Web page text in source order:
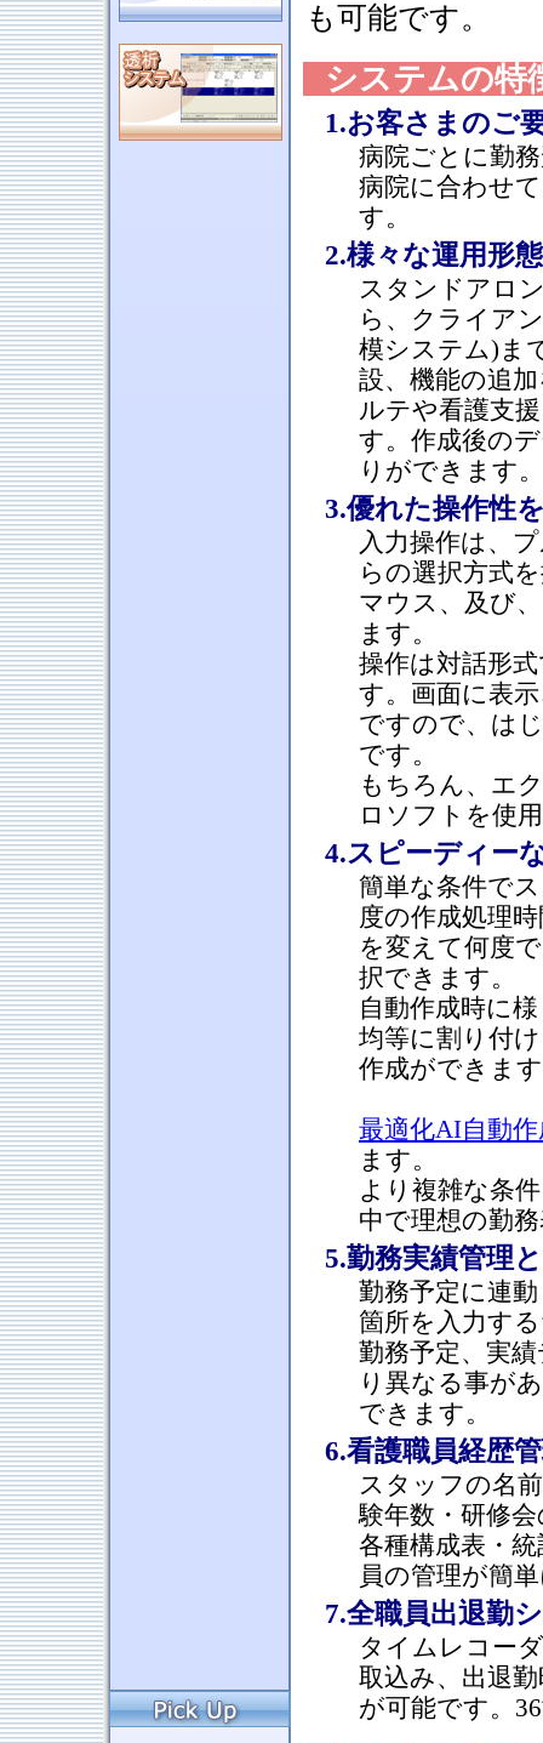
も可能です。
システムの特
1.お客さまのご
病院ごとに勤
病院に合わせ
す。
2.様々な運用形
スタンドアロ
ら、クライア
模システム)ま
設、機能の追
ルテや看護支
す。作成後の
りができます。
3.優れた操作性
入力操作は、
らの選択方式
マウス、及び
ます。
操作は対話形
す。画面に表
ですので、は
です。
もちろん、エ
ロソフトを使
4.スピーディー
簡単な条件で
度の作成処理
を変えて何度
択できます。
自動作成時に
均等に割り付
作成ができま
最適化AI自動
ます。
より複雑な条
中で理想の勤
5.勤務実績管理
勤務予定に連
箇所を入力す
勤務予定、実
り異なる事が
できます。
6.看護職員経歴
スタッフの名
験年数・研修
各種構成表・
員の管理が簡
7.全職員出退勤
タイムレコー
取込み、出退
が可能です。